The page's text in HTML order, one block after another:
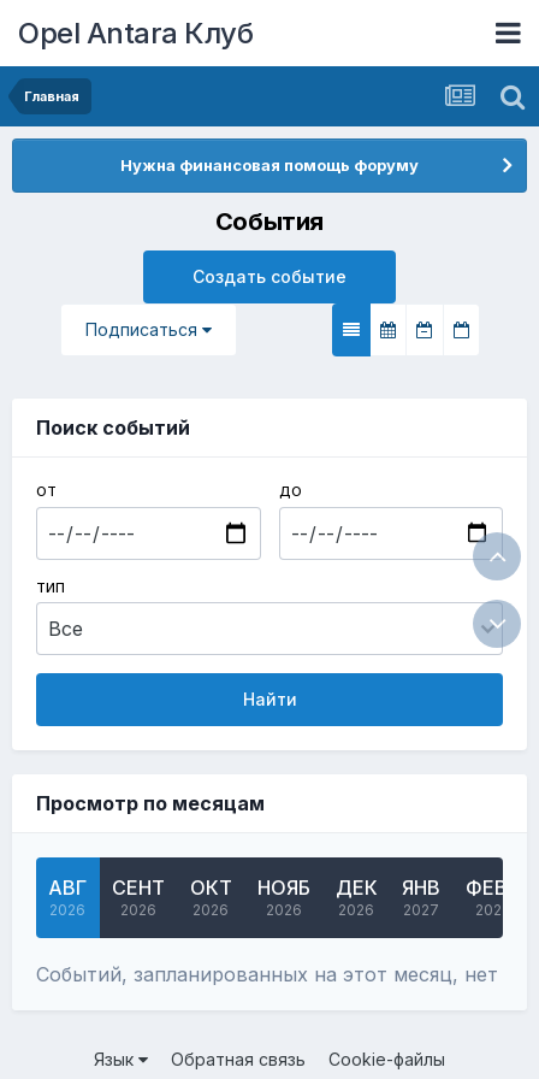
Opel Antara Клуб
Главная
Нужна финансовая помощь форуму
События
Создать событие
Подписаться
Поиск событий
ОТ ДО
ТИП
Найти
Просмотр по месяцам
АВГ
2026
СЕНТ
2026
ОКТ
2026
НОЯБ
2026
ДЕК
2026
ЯНВ
2027
ФЕВР
2027
Событий, запланированных на этот месяц, нет
Язык Обратная связь Cookie-файлы